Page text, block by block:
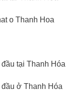
o Thanh Hoa
tại Thanh Hóa
ở Thanh Hóa